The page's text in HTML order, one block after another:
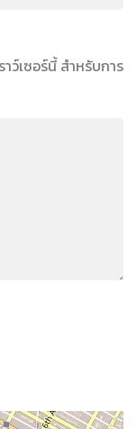
ว์เซอร์นี้ สำหรับการ